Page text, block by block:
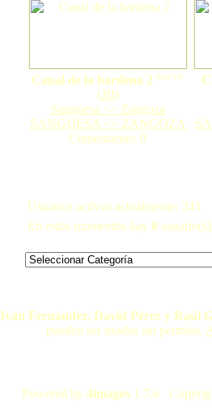
Canal de la bardena 2 nuevo
(JIJ)
Sangüesa <> Zangoza
SANGÜESA <> ZANGOZA
Comentarios: 0
Usuarios activos actualmente: 241
En estos momentos hay 0
Iván Fernández, David Pérez y Raúl
pueden ser usadas sin permiso.
Powered by 4images 1.7.6